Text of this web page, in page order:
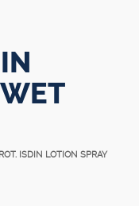
ISDIN LOTION SPRAY